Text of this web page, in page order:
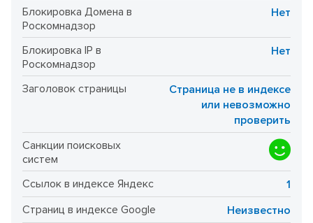
Блокировка Домена в
Роскомнадзор
Нет
Блокировка IP в
Роскомнадзор
Нет
Заголовок страницы
Страница не в индексе
или невозможно
проверить
Санкции поисковых
систем
Ссылок в индексе Яндекс
1
Страниц в индексе Google
Неизвестно